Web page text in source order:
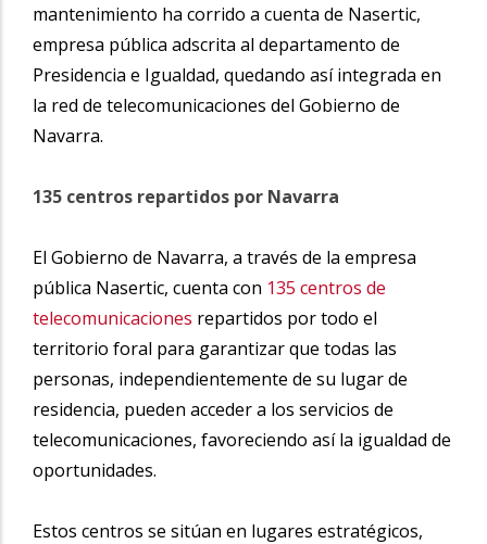
mantenimiento ha corrido a cuenta de Nasertic,
empresa pública adscrita al departamento de
Presidencia e Igualdad, quedando así integrada en
la red de telecomunicaciones del Gobierno de
Navarra.
135 centros repartidos por Navarra
El Gobierno de Navarra, a través de la empresa
pública Nasertic, cuenta con 135 centros de
telecomunicaciones repartidos por todo el
territorio foral para garantizar que todas las
personas, independientemente de su lugar de
residencia, pueden acceder a los servicios de
telecomunicaciones, favoreciendo así la igualdad de
oportunidades.
Estos centros se sitúan en lugares estratégicos,